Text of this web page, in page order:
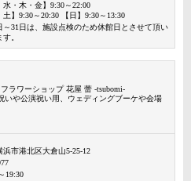
水・木・金】9:30～22:00
土】9:30～20:30 【日】9:30～13:30
～31日は、施設点検のため休館日とさせて頂い
。
ラワーショップ 花屋 蕾 -tsubomi-
いや公演祝い用、ウェディングブーケや会場
浜市港北区大倉山5-25-12
19:30